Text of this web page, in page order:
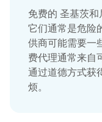
免费的 圣基茨和
它们通常是危险
供商可能需要一
费代理通常来自
通过道德方式获
烦。